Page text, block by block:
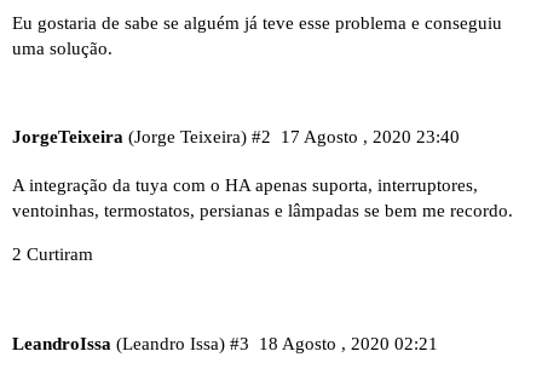
Eu gostaria de sabe se alguém já teve esse problema e conseguiu
uma solução.
JorgeTeixeira (Jorge Teixeira) 17 Agosto , 2020 23:40
#2
A integração da tuya com o HA apenas suporta, interruptores,
ventoinhas, termostatos, persianas e lâmpadas se bem me recordo.
2 Curtiram
LeandroIssa (Leandro Issa) 18 Agosto , 2020 02:21
#3